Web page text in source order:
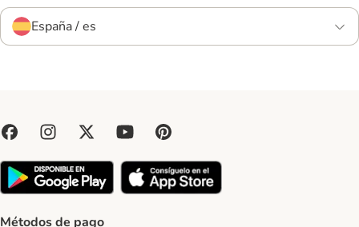
España / es
Métodos de pago